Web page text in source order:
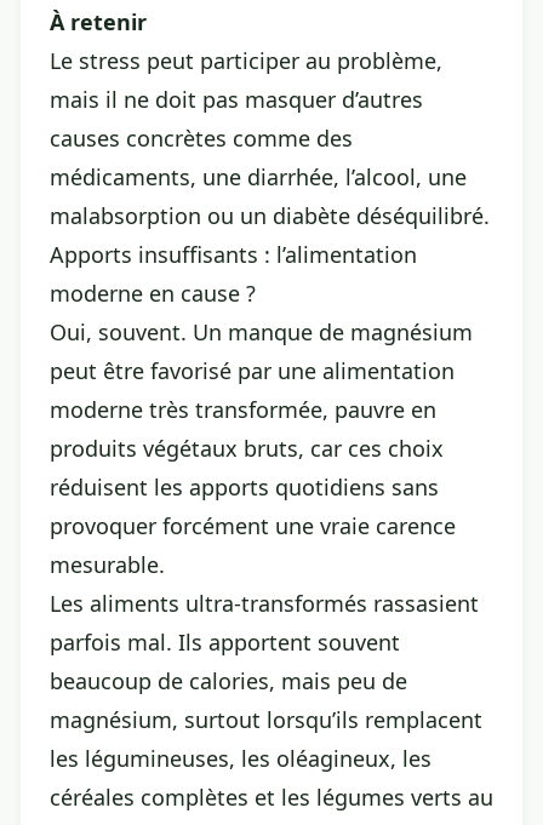
À retenir
Le stress peut participer au problème,
mais il ne doit pas masquer d’autres
causes concrètes comme des
médicaments, une diarrhée, l’alcool, une
malabsorption ou un diabète déséquilibré.
Apports insuffisants : l’alimentation
moderne en cause ?
Oui, souvent. Un manque de magnésium
peut être favorisé par une alimentation
moderne très transformée, pauvre en
produits végétaux bruts, car ces choix
réduisent les apports quotidiens sans
provoquer forcément une vraie carence
mesurable.
Les aliments ultra-transformés rassasient
parfois mal. Ils apportent souvent
beaucoup de calories, mais peu de
magnésium, surtout lorsqu’ils remplacent
les légumineuses, les oléagineux, les
céréales complètes et les légumes verts au